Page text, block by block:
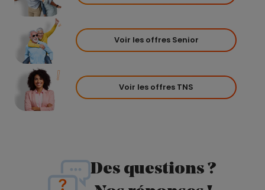
Voir les offres Senior
Voir les offres TNS
Des questions ?